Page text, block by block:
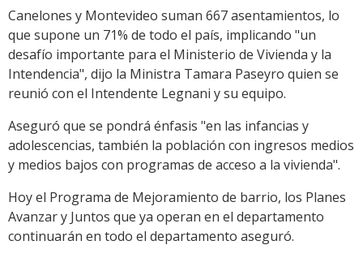
Link
Canelones y Montevideo suman 667 asentamientos, lo
que supone un 71% de todo el país, implicando "un
desafío importante para el Ministerio de Vivienda y la
Intendencia", dijo la Ministra Tamara Paseyro quien se
reunió con el Intendente Legnani y su equipo.
Aseguró que se pondrá énfasis "en las infancias y
adolescencias, también la población con ingresos medios
y medios bajos con programas de acceso a la vivienda".
Hoy el Programa de Mejoramiento de barrio, los Planes
Avanzar y Juntos que ya operan en el departamento
continuarán en todo el departamento aseguró.